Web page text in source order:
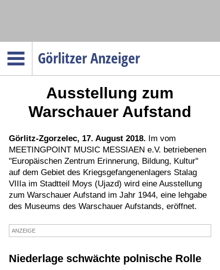
Görlitzer Anzeiger
Gesellschaft
Wirtschaft
Service
Verkehr
Gesundheit
Kultur
Termine
Ausstellung zum
Warschauer Aufstand
Görlitz-Zgorzelec, 17. August 2018. Im vom
MEETINGPOINT MUSIC MESSIAEN e.V. betriebenen
"Europäischen Zentrum Erinnerung, Bildung, Kultur"
auf dem Gebiet des Kriegsgefangenenlagers Stalag
VIIIa im Stadtteil Moys (Ujazd) wird eine Ausstellung
zum Warschauer Aufstand im Jahr 1944, eine lehgabe
des Museums des Warschauer Aufstands, eröffnet.
ANZEIGE
Niederlage schwächte polnische Rolle